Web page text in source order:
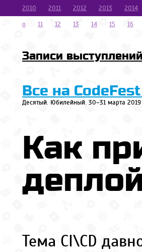
2010 2011 2012 2013
2014
o
11 12 13 14 15 16
Записи
Все на
Десятый. Юбилейный. 30–31 марта 2019
Как
Тема CI\CD